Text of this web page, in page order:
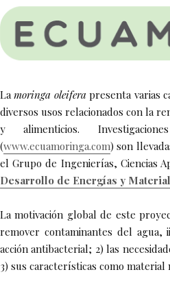
Lamoringa oleifera presenta varias
diversos usos relacionados con la
y alimenticios.
(www.ecuamoringa.com) son
el Grupo de Ingenierías, Ciencias
Desarrollo de Energías y
La motivación global de este
remover contaminantes del
acción antibacterial; 2) las
3) sus características como